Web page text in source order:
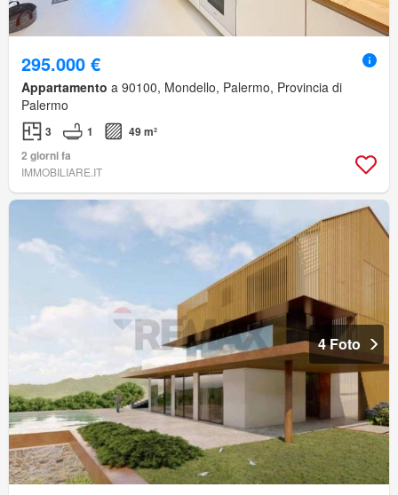
295.000 €
Appartamento a 90100, Mondello, Palermo, Provincia di
Palermo
3 1
49 m²
2 giorni fa
IMMOBILIARE.IT
4 Foto